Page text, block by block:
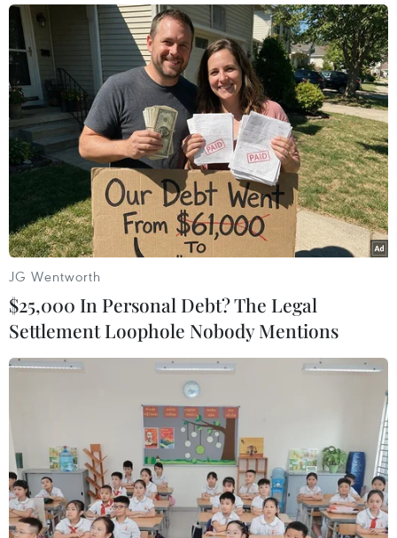
thuộc vào bộ não nhiều hơn là vào sức mạnh./.
(Vietnam+)
#Vũ khí tối tân Mỹ
Theo dõi VietnamPlus
JG Wentworth
$25,000 In Personal Debt? The Legal
Settlement Loophole Nobody Mentions